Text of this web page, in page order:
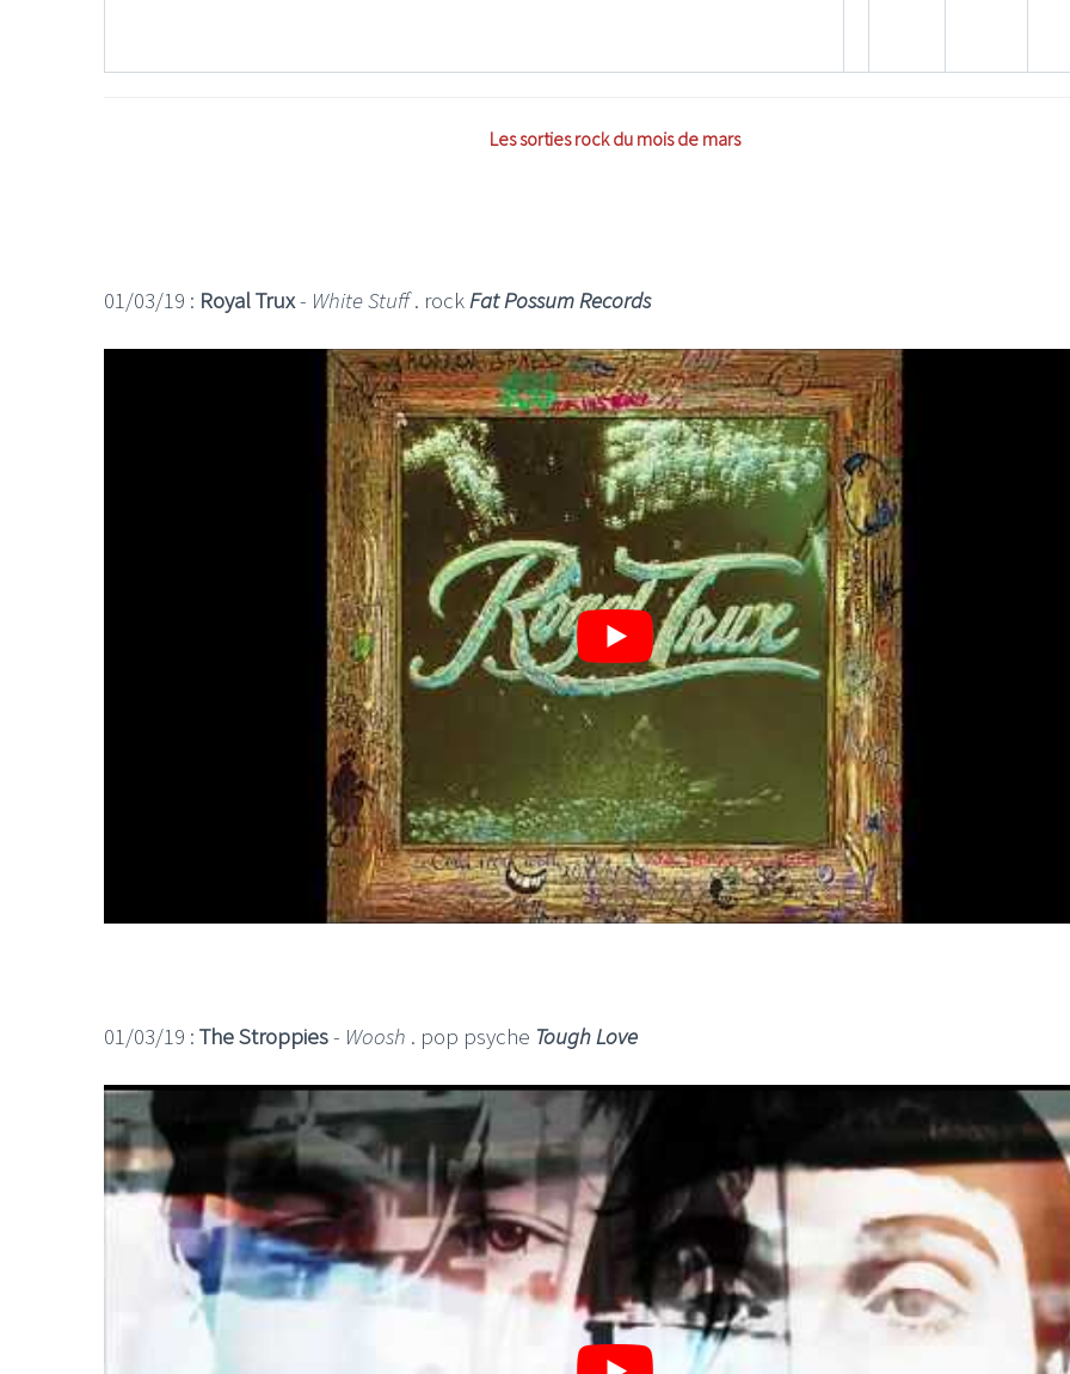
Les sorties rock du mois de mars
01/03/19 : Royal Trux- White Stuff. rockFat Possum Records
01/03/19 : The Stroppies- Woosh . pop psyche Tough Love